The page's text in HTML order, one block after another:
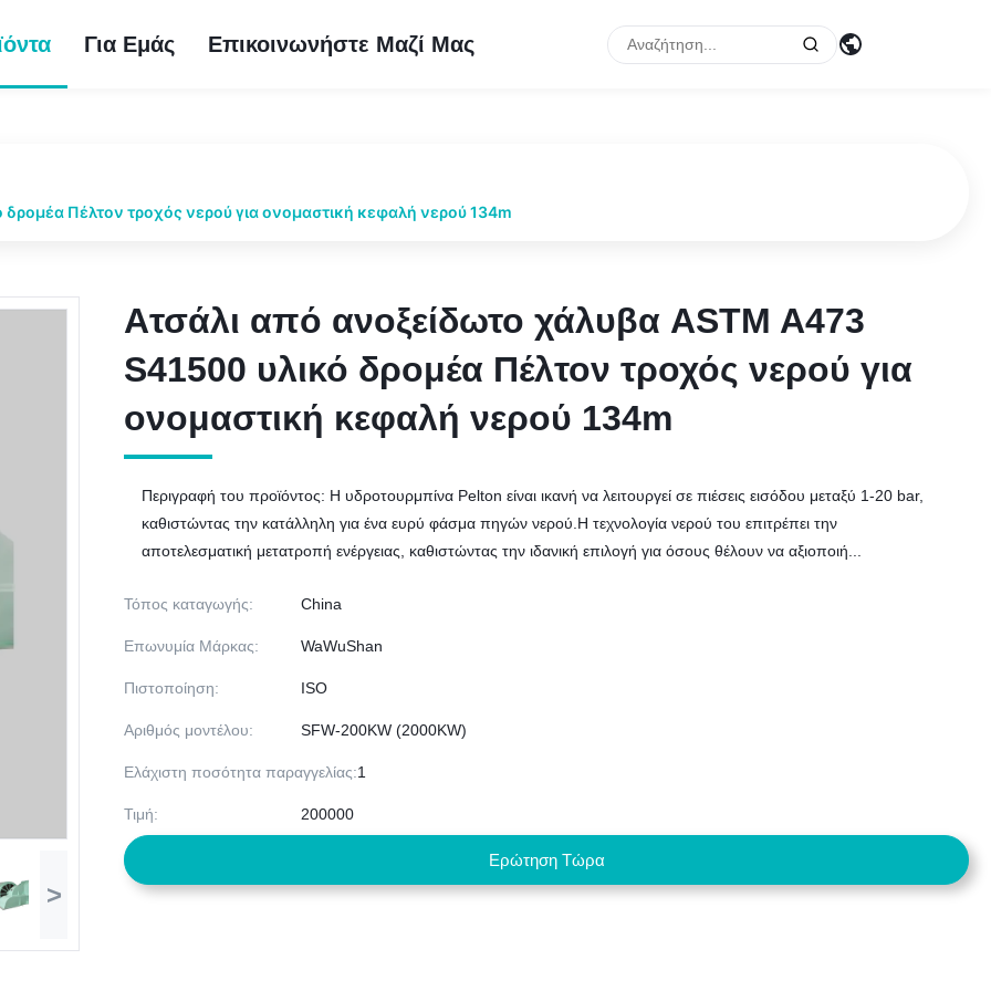
Για Εμάς Επικοινωνήστε Μαζί Μας
Πέλτον τροχός νερού για ονομαστική κεφαλή νερού 134m
>
Ατσάλι από ανοξείδωτο χάλυβα ASTM A473
S41500 υλικό δρομέα Πέλτον τροχός νερού για
ονομαστική κεφαλή νερού 134m
Ατσάλι από ανοξείδωτο χάλυβα ASTM A473
S41500 υλικό δρομέα Πέλτον τροχός νερού για
ονομαστική κεφαλή νερού 134m
Περιγραφή του προϊόντος: Η υδροτουρμπίνα Pelton είναι ικανή να λειτουργεί σε πιέσεις εισόδου μεταξύ 1-20 bar,
καθιστώντας την κατάλληλη για ένα ευρύ φάσμα πηγών νερού.Η τεχνολογία νερού του επιτρέπει την
αποτελεσματική μετατροπή ενέργειας, καθιστώντας την ιδανική επιλογή για όσους θέλουν να αξιοποιή...
Τόπος καταγωγής: China
Επωνυμία Μάρκας: WaWuShan
Πιστοποίηση: ISO
Αριθμός μοντέλου: SFW-200KW (2000KW)
Ελάχιστη ποσότητα παραγγελίας:1
Τιμή: 200000
Ερώτηση Τώρα